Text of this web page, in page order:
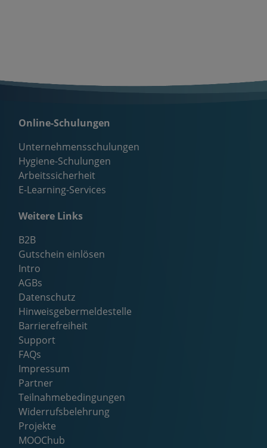
Online-Schulungen
Unternehmensschulungen
Hygiene-Schulungen
Arbeitssicherheit
E-Learning-Services
Weitere Links
B2B
Gutschein einlösen
Intro
AGBs
Datenschutz
Hinweisgebermeldestelle
Barrierefreiheit
Support
FAQs
Impressum
Partner
Teilnahmebedingungen
Widerrufsbelehrung
Projekte
MOOChub